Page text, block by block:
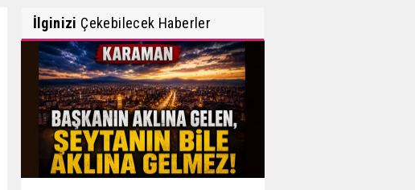
İlginizi Çekebilecek Haberler